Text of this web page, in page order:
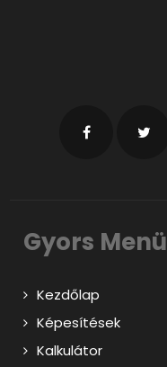
Gyors Menü
Kezdőlap
Képesítések
Kalkulátor